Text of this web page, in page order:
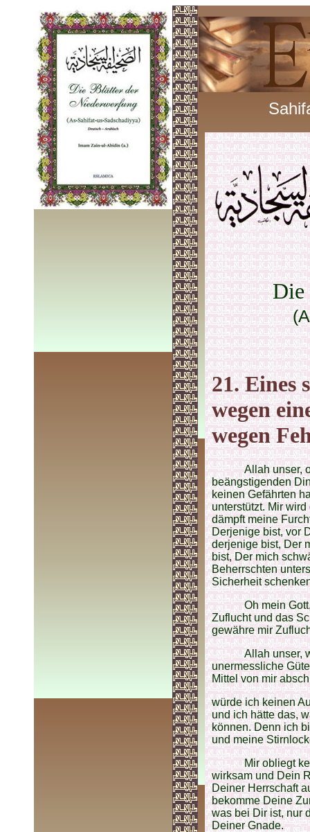
Die
21. Eines
wegen
wegen
Allah unser,
beängstigenden
keinen Gefährten
unterstützt. Mir
dämpft meine
Derjenige bist, vor
derjenige bist, Der
bist, Der mich
Beherrschten
Sicherheit
Oh mein
Zuflucht und das
gewähre mir
Allah unser,
unermessliche
Mittel von mir
würde ich keinen
und ich hätte das,
können. Denn ich
und meine
Mir obliegt
wirksam und Dein
Deiner Herrschaft
bekomme Deine
was bei Dir ist, nur
Deiner Gnade.